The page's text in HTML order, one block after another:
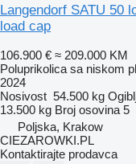
Langendorf SATU 50
load cap
106.900 € ≈ 209.000 KM
Poluprikolica sa niskom
2024
Nosivost 54.500 kg
13.500 kg Broj osovina 5
Poljska, Krakow
CIEZAROWKI.PL
Kontaktirajte prodavca